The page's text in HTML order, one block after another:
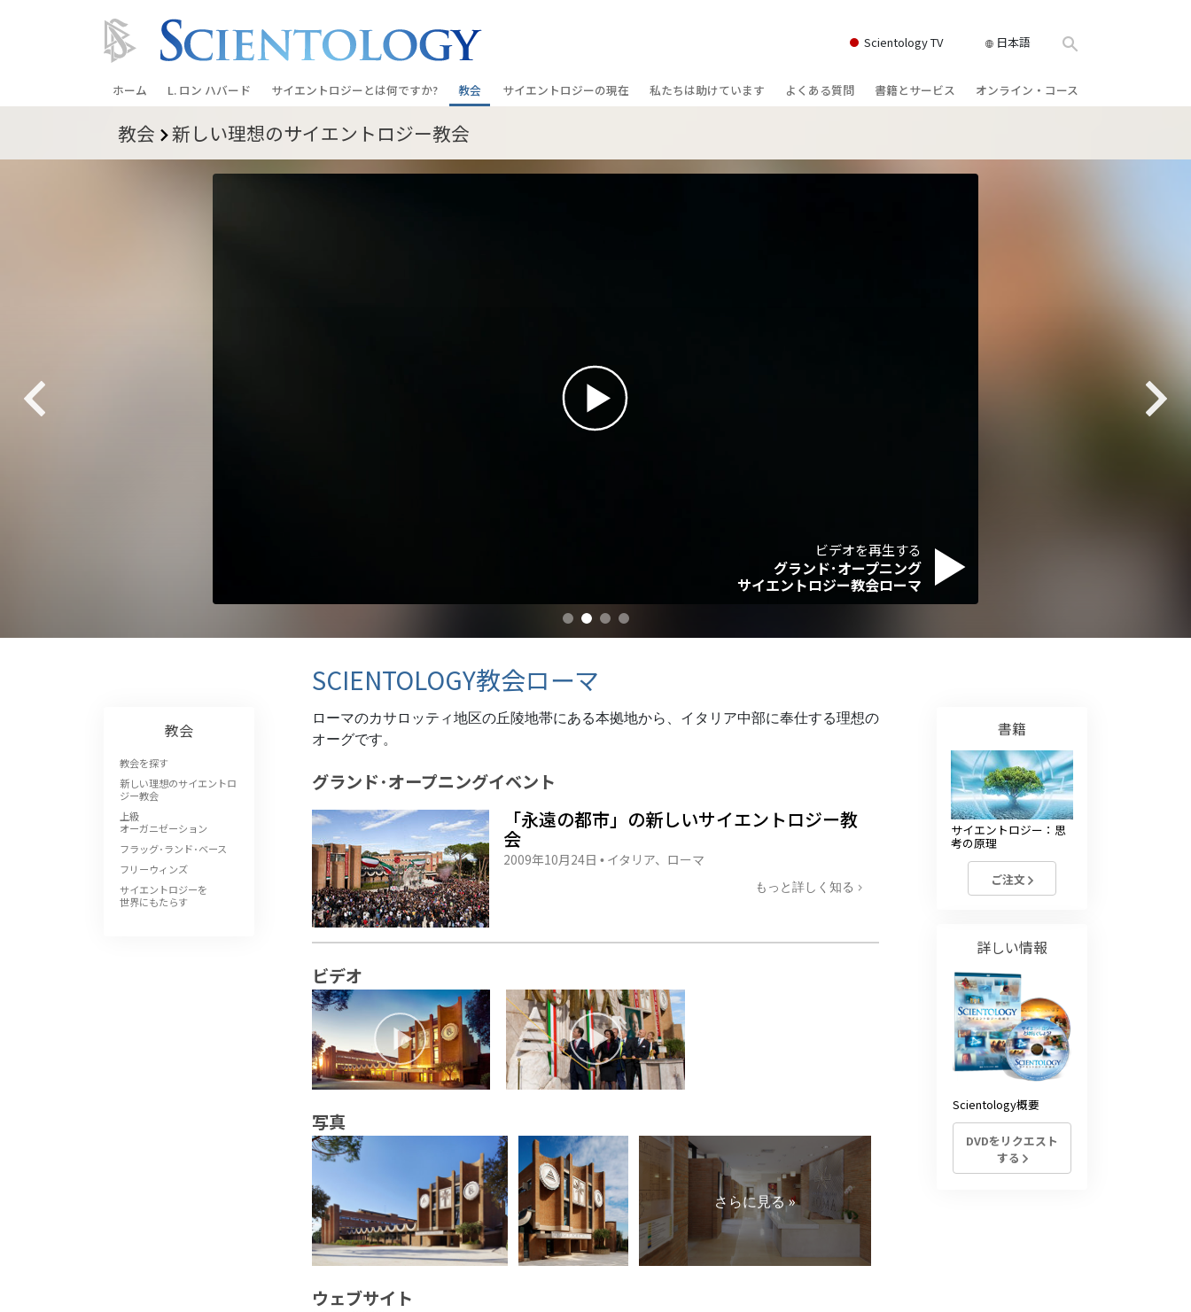
Scientology TV 日本語
ホーム L. ロン ハバード サイエントロジーとは何ですか?
信条と実践
サイエントロジーの信条と規律
教会
教会を探す
新しい理想のサイエントロジー教会
サイエントロジーの現在
Scientology・イベント
私たちは助けています
アプライド･スカラスティックス
よくある質問
教会の内部
書籍とサービス
オーディオブック
オンライン・コース
存在のダイナミックス
抑圧の原因
調査
コミュニケーション
教会 新しい理想のサイエントロジー教会
ビデオを再生する
グランド･オープニング
サイエントロジー教会ローマ
SCIENTOLOGY教会ローマ
ローマのカサロッティ地区の丘陵地帯にある本拠地から、イタリア中部に奉仕する理想の
オーグです。
グランド･オープニングイベント
「永遠の都市」の新しいサイエントロジー教
会
2009年10月24日 • イタリア、ローマ
もっと詳しく知る
ビデオ
写真
さらに見る »
ウェブサイト
教会
教会を探す
新しい理想のサイエントロ
ジー教会
上級
オーガニゼーション
フラッグ･ランド･ベース
フリーウィンズ
サイエントロジーを
世界にもたらす
書籍
サイエントロジー：思
考の原理
ご注文
詳しい情報
Scientology概要
DVDをリクエスト
する